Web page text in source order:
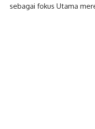
sebagai fokus Utama